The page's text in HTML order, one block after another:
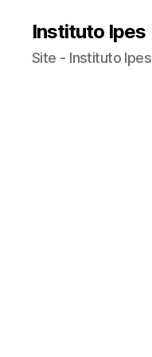
Instituto Ipes
Site - Instituto Ipes